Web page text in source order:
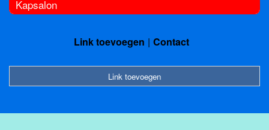
Kapsalon
Link toevoegen Contact
Link toevoegen